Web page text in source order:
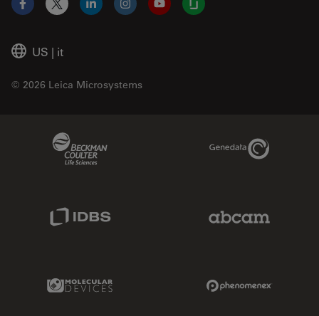
US | it
© 2026 Leica Microsystems
Facebook
X LinkedInInstagramYouTubeGlassdoor
Genedata Link
Molecular Devices Link